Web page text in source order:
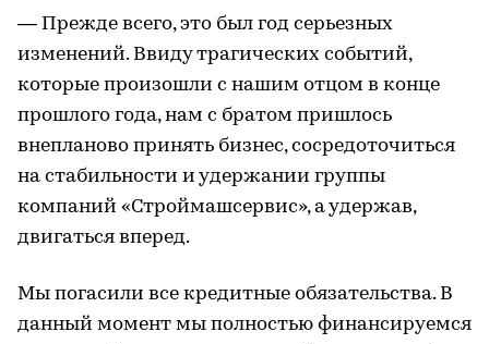
— Прежде всего, это был год серьезных
изменений. Ввиду трагических событий,
которые произошли с нашим отцом в конце
прошлого года, нам с братом пришлось
внепланово принять бизнес, сосредоточиться
на стабильности и удержании группы
компаний «Строймашсервис», а удержав,
двигаться вперед.
Мы погасили все кредитные обязательства. В
данный момент мы полностью финансируемся